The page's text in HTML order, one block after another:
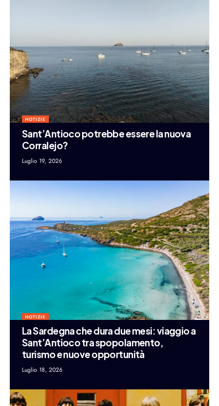
NOTIZIE
Sant’Antioco potrebbe essere la nuova
Corralejo?
Luglio 19, 2026
NOTIZIE
La Sardegna che dura due mesi: viaggio a
Sant’Antioco tra spopolamento,
turismo e nuove opportunità
Luglio 18, 2026